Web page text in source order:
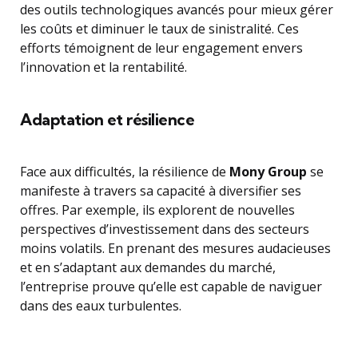
des outils technologiques avancés pour mieux gérer
les coûts et diminuer le taux de sinistralité. Ces
efforts témoignent de leur engagement envers
l’innovation et la rentabilité.
Adaptation et résilience
Face aux difficultés, la résilience de Mony Group se
manifeste à travers sa capacité à diversifier ses
offres. Par exemple, ils explorent de nouvelles
perspectives d’investissement dans des secteurs
moins volatils. En prenant des mesures audacieuses
et en s’adaptant aux demandes du marché,
l’entreprise prouve qu’elle est capable de naviguer
dans des eaux turbulentes.